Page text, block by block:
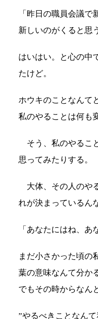
「昨日の職員会議
新しいのがくると思
はいはい。と心の中
たけど。
ホウキのことなんて
私のやることは何も
そう、私のやるこ
思ってみたりする。
大体、その人のや
れが決まっているん
「あなたにはね、あ
まだ小さかった頃の
葉の意味なんて分か
でもその時からなん
”やるべきことなん